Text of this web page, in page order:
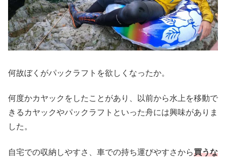
何故ぼくがパックラフトを欲しくなったか。
何度かカヤックをしたことがあり、以前から水上を移動で
きるカヤックやパックラフトといった舟には興味がありま
した。
自宅での収納しやすさ、車での持ち運びやすさから買うな